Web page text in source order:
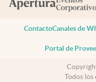
ContactoCanales de
Portal de
Todos los